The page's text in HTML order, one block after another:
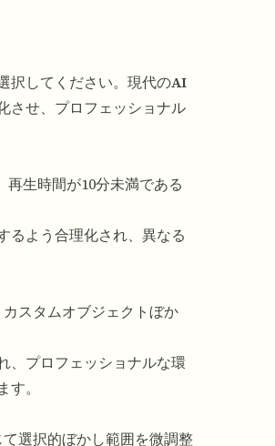
択してください。現代のAI
させ、プロフェッショナル
生時間が10分未満である
るよう合理化され、異なる
スタムオブジェクトぼか
、プロフェッショナルな環
。
選択的ぼかし範囲を微調整